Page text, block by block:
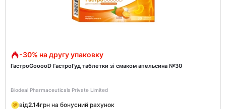
-30% на другу упаковку
ГастроGooooD ГастроГуд таблетки зі смаком апельсина №30
Biodeal Pharmaceuticals Private Limited
від2.14грн на бонусний рахунок